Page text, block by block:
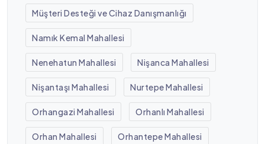
Müşteri Desteği ve Cihaz Danışmanlığı
Namık Kemal Mahallesi
Nenehatun Mahallesi Nişanca Mahallesi
Nişantaşı Mahallesi Nurtepe Mahallesi
Orhangazi Mahallesi Orhanlı Mahallesi
Orhan Mahallesi Orhantepe Mahallesi